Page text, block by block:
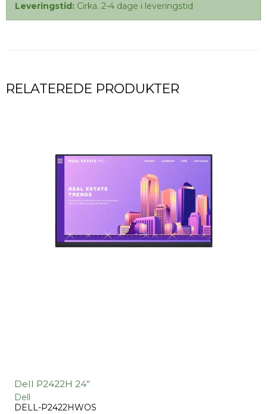
Leveringstid: Cirka. 2-4 dage i leveringstid
RELATEREDE PRODUKTER
Dell P2422H 24"
Dell
DELL-P2422HWOS